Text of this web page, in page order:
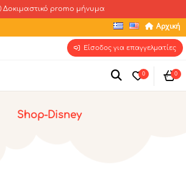
Δοκιμαστικό promo μήνυμα
Είσοδος για επαγγελματίες
Αρχική
0 0
Shop-Disney